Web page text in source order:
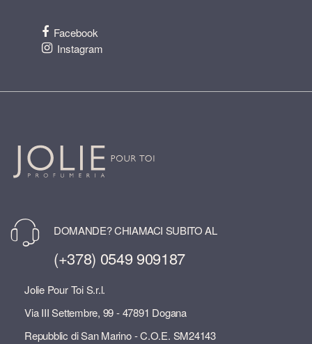
Facebook
Instagram
DOMANDE? CHIAMACI SUBITO AL
(+378) 0549 909187
Jolie Pour Toi S.r.l.
Via III Settembre, 99 - 47891 Dogana
Repubblic di San Marino - C.O.E. SM24143